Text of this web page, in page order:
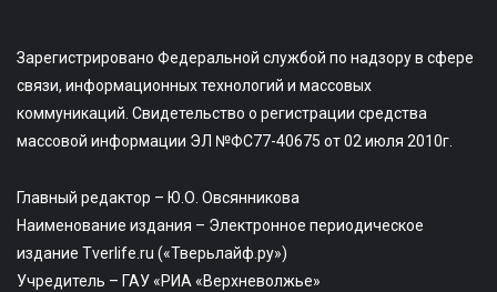
Зарегистрировано Федеральной службой по надзору в сфере
связи, информационных технологий и массовых
коммуникаций. Свидетельство о регистрации средства
массовой информации ЭЛ №ФС77-40675 от 02 июля 2010г.
Главный редактор – Ю.О. Овсянникова
Наименование издания – Электронное периодическое
издание Tverlife.ru («Тверьлайф.ру»)
Учредитель – ГАУ «РИА «Верхневолжье»